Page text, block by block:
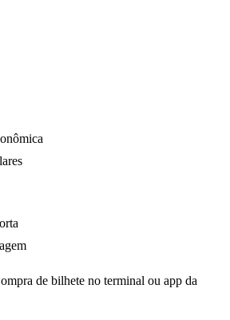
de bilhete no terminal ou app da